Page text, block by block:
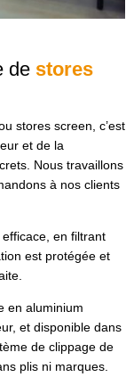
de stores
stores screen, c’est
et de la
Nous travaillons
à nos clients
en filtrant
est protégée et
en aluminium
et disponible dans
de clippage de
plis ni marques.